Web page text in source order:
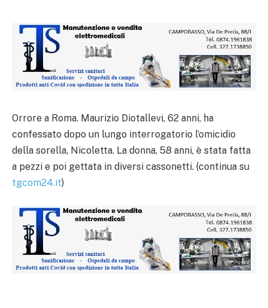
Orrore a Roma. Maurizio Diotallevi, 62 anni, ha
confessato dopo un lungo interrogatorio l’omicidio
della sorella, Nicoletta. La donna, 58 anni, è stata fatta
a pezzi e poi gettata in diversi cassonetti. (continua su
tgcom24.it)